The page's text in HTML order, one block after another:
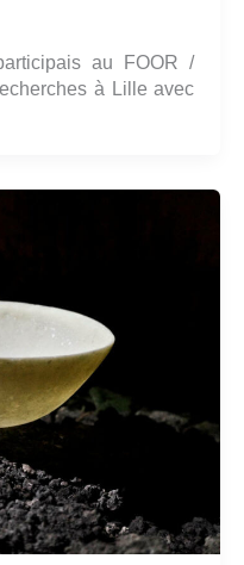
au FOOR /
à Lille avec